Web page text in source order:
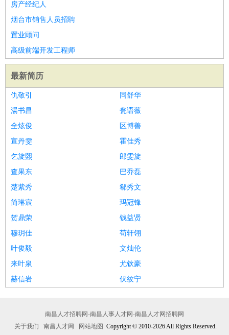
房产经纪人
烟台市销售人员招聘
置业顾问
高级前端开发工程师
最新简历
仇敬引
同舒华
湯书昌
瓮语薇
全炫俊
区博善
宣丹雯
霍佳秀
乞旋熙
郎雯旋
查果东
巴乔磊
楚紫秀
郗秀文
简琳宸
玛冠锋
贺鼎荣
钱益贤
穆玥佳
苟轩翎
叶俊毅
文灿伦
来叶泉
尤钦豪
赫信岩
伏纹宁
南昌人才招聘网-南昌人事人才网-南昌人才网招聘网
关于我们
南昌人才网 网站地图 Copyright © 2010-2026 All Rights Reserved.